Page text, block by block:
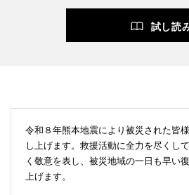
試し読
令和８年熊本地震により被災された皆
し上げます。救援活動に全力を尽くし
く敬意を表し、被災地域の一日も早い
上げます。